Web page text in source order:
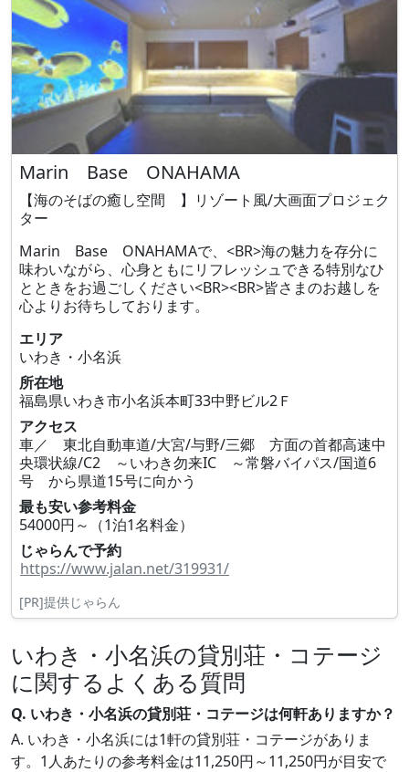
Marin Base ONAHAMA
【海のそばの癒し空間 】リゾート風/大画面プロジェク
ター
Marin Base ONAHAMAで、<BR>海の魅力を存分に
味わいながら、心身ともにリフレッシュできる特別なひ
とときをお過ごしください<BR><BR>皆さまのお越しを
心よりお待ちしております。
エリア
いわき・小名浜
所在地
福島県いわき市小名浜本町33中野ビル2Ｆ
アクセス
車／ 東北自動車道/大宮/与野/三郷 方面の首都高速中
央環状線/C2 ～いわき勿来IC ～常磐バイパス/国道6
号 から県道15号に向かう
最も安い参考料金
54000円～（1泊1名料金）
じゃらんで予約
https://www.jalan.net/319931/
[PR]提供じゃらん
いわき・小名浜の貸別荘・コテージ
に関するよくある質問
Q. いわき・小名浜の貸別荘・コテージは何軒ありますか？
A. いわき・小名浜には1軒の貸別荘・コテージがありま
す。1人あたりの参考料金は11,250円～11,250円が目安で